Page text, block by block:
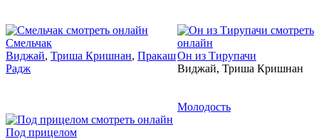
Смельчак
Виджай, Триша Кришнан, Пракаш
Радж
Он из Тирупачи
Виджай, Триша Кришнан
Под прицелом
Молодость